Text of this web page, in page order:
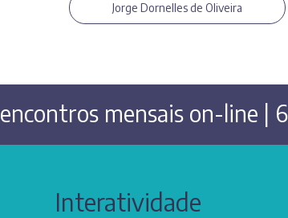
Jorge Dornelles de Oliveira
encontros mensais on-line |
Interatividade